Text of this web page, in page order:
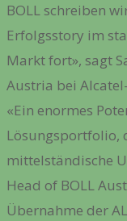
BOLL schreiben
Erfolgsstory im
Markt fort», sagt
Austria bei
«Ein enormes
Lösungsportfolio,
mittelständische
Head of BOLL
Übernahme der